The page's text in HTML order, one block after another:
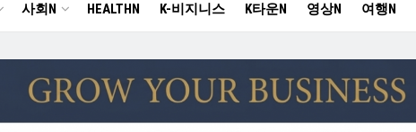
사회N HEALTHN K-비지니스 K타운N 영상N 여행N